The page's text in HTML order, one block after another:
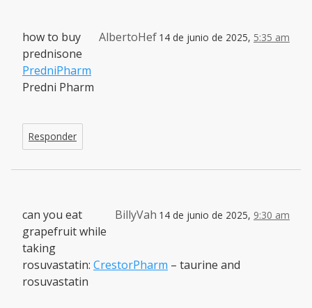
AlbertoHef 14 de junio de 2025, 5:35 am
how to buy
prednisone
PredniPharm
Predni Pharm
Responder
BillyVah 14 de junio de 2025, 9:30 am
can you eat
grapefruit while
taking
rosuvastatin: CrestorPharm – taurine and
rosuvastatin